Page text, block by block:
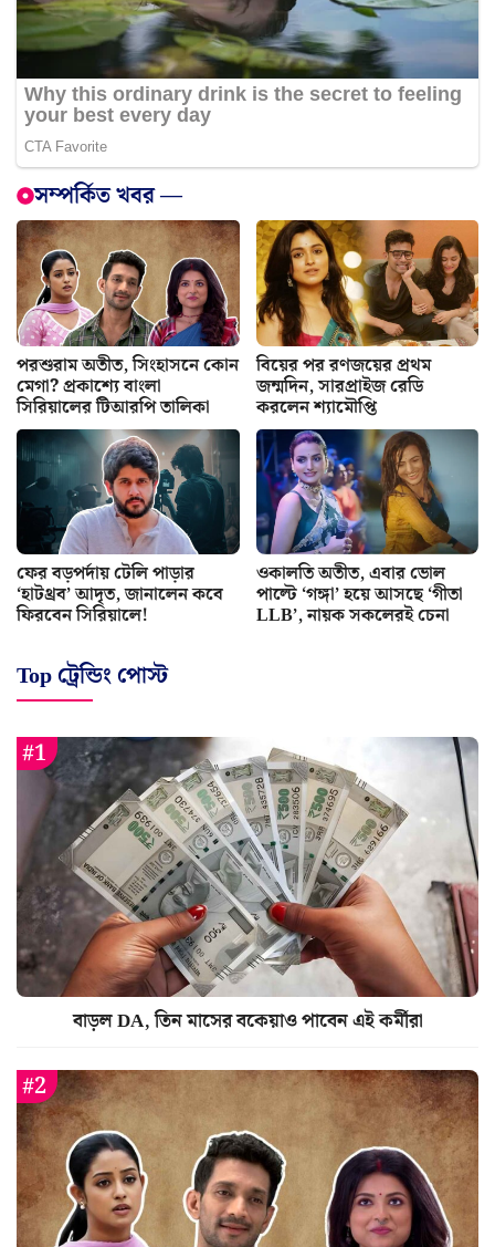
সম্পর্কিত খবর —
পরশুরাম অতীত, সিংহাসনে কোন
মেগা? প্রকাশ্যে বাংলা
সিরিয়ালের টিআরপি তালিকা
বিয়ের পর রণজয়ের প্রথম
জন্মদিন, সারপ্রাইজ রেডি
করলেন শ্যামৌপ্তি
ফের বড়পর্দায় টেলি পাড়ার
‘হাটথ্রব’ আদৃত, জানালেন কবে
ফিরবেন সিরিয়ালে!
ওকালতি অতীত, এবার ভোল
পাল্টে ‘গঙ্গা’ হয়ে আসছে ‘গীতা
LLB’, নায়ক সকলেরই চেনা
Top ট্রেন্ডিং পোস্ট
বাড়ল DA, তিন মাসের বকেয়াও পাবেন এই কর্মীরা